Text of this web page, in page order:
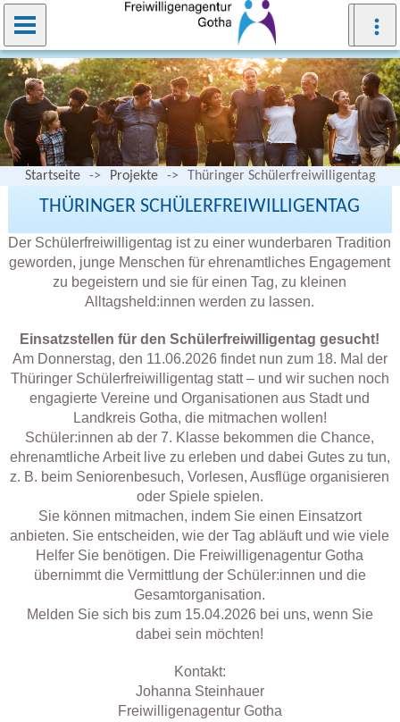
Startseite -> Projekte -> Thüringer Schülerfreiwilligentag
THÜRINGER SCHÜLERFREIWILLIGENTAG
Der Schülerfreiwilligentag ist zu einer wunderbaren Tradition
geworden, junge Menschen für ehrenamtliches Engagement
zu begeistern und sie für einen Tag, zu kleinen
Alltagsheld:innen werden zu lassen.
Einsatzstellen für den Schülerfreiwilligentag gesucht!
Am Donnerstag, den 11.06.2026 findet nun zum 18. Mal der
Thüringer Schülerfreiwilligentag statt – und wir suchen noch
engagierte Vereine und Organisationen aus Stadt und
Landkreis Gotha, die mitmachen wollen!
Schüler:innen ab der 7. Klasse bekommen die Chance,
ehrenamtliche Arbeit live zu erleben und dabei Gutes zu tun,
z. B. beim Seniorenbesuch, Vorlesen, Ausflüge organisieren
oder Spiele spielen.
Sie können mitmachen, indem Sie einen Einsatzort
anbieten. Sie entscheiden, wie der Tag abläuft und wie viele
Helfer Sie benötigen. Die Freiwilligenagentur Gotha
übernimmt die Vermittlung der Schüler:innen und die
Gesamtorganisation.
Melden Sie sich bis zum 15.04.2026 bei uns, wenn Sie
dabei sein möchten!
Kontakt:
Johanna Steinhauer
Freiwilligenagentur Gotha